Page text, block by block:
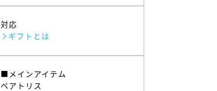
対応
ギフトとは
■メインアイテム
ベアトリス